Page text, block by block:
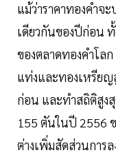
แม้ว่าราคาทองคำจ
เดียวกันของปีก่อน
ของตลาดทองคำโล
แท่งและทองเหรีย
ก่อน และทำสถิติสูง
155 ตันในปี 2556
ต่างเพิ่มสัดส่วนการ